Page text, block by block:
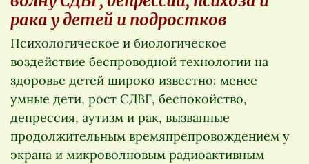
рака у детей и подростков
Психологическое и биологическое
воздействие беспроводной технологии на
здоровье детей широко известно: менее
умные дети, рост СДВГ, беспокойство,
депрессия, аутизм и рак, вызванные
продолжительным времяпрепровождением у
экрана и микроволновым радиоактивным